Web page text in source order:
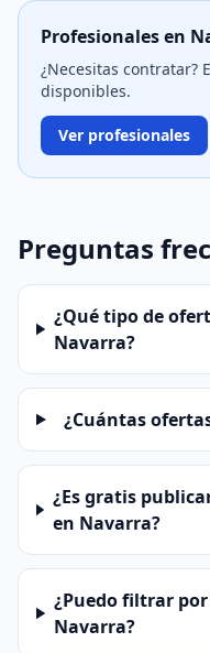
Profesionales en
¿Necesitas contratar?
disponibles.
Ver profesionales
Preguntas
¿Qué tipo de
Navarra?
¿Cuántas
¿Es gratis
en Navarra?
¿Puedo filtrar
Navarra?